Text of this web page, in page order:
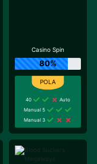
Casino Spin
80%
40
Auto
Manual 5
Manual 3